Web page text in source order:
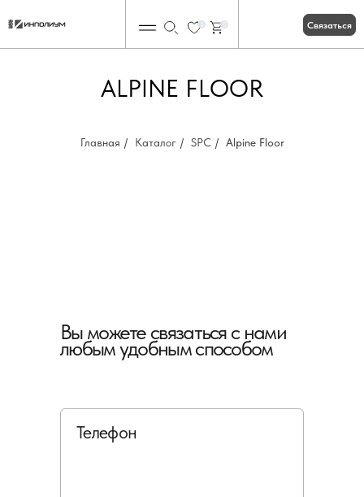
Связаться
ALPINE FLOOR
Главная / Каталог / SPC / Alpine Floor
Вы можете связаться с нами
любым удобным способом
Телефон